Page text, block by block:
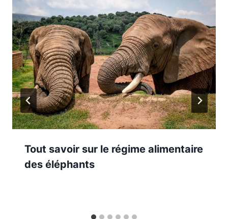
Tout savoir sur le régime alimentaire
des éléphants